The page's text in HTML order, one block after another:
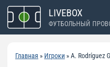
Перейти
содержимому
LIVEBOX
ФУТБОЛЬНЫЙ
Главная » Игроки » A. Rodríguez